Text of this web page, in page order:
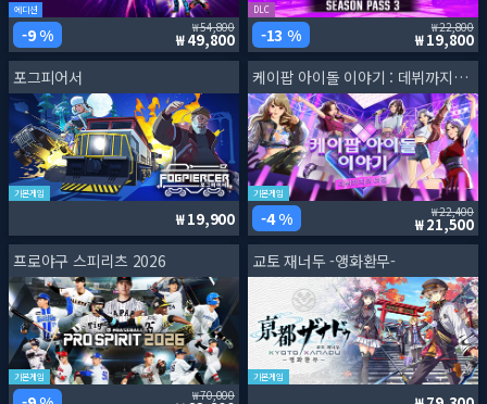
에디션
9 % 54,800
49,800
DLC
13 % 22,800
19,800
포그피어서
기본게임
19,900
케이팝 아이돌 이야기 : 데뷔까지의 여정
기본게임
4 % 22,400
21,500
프로야구 스피리츠 2026
기본게임
70,000
교토 재너두 -앵화환무-
기본게임